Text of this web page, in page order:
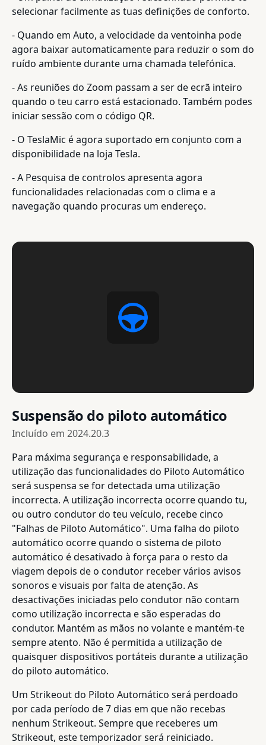
selecionar facilmente as tuas definições de conforto.
- Quando em Auto, a velocidade da ventoinha pode
agora baixar automaticamente para reduzir o som do
ruído ambiente durante uma chamada telefónica.
- As reuniões do Zoom passam a ser de ecrã inteiro
quando o teu carro está estacionado. Também podes
iniciar sessão com o código QR.
- O TeslaMic é agora suportado em conjunto com a
disponibilidade na loja Tesla.
- A Pesquisa de controlos apresenta agora
funcionalidades relacionadas com o clima e a
navegação quando procuras um endereço.
Suspensão do piloto automático
Incluído em 2024.20.3
Para máxima segurança e responsabilidade, a
utilização das funcionalidades do Piloto Automático
será suspensa se for detectada uma utilização
incorrecta. A utilização incorrecta ocorre quando tu,
ou outro condutor do teu veículo, recebe cinco
"Falhas de Piloto Automático". Uma falha do piloto
automático ocorre quando o sistema de piloto
automático é desativado à força para o resto da
viagem depois de o condutor receber vários avisos
sonoros e visuais por falta de atenção. As
desactivações iniciadas pelo condutor não contam
como utilização incorrecta e são esperadas do
condutor. Mantém as mãos no volante e mantém-te
sempre atento. Não é permitida a utilização de
quaisquer dispositivos portáteis durante a utilização
do piloto automático.
Um Strikeout do Piloto Automático será perdoado
por cada período de 7 dias em que não recebas
nenhum Strikeout. Sempre que receberes um
Strikeout, este temporizador será reiniciado.